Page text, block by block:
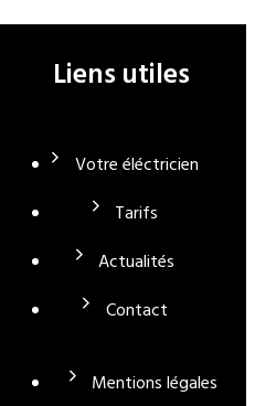
Liens utiles
Votre éléctricien
Tarifs
Actualités
Contact
Mentions légales